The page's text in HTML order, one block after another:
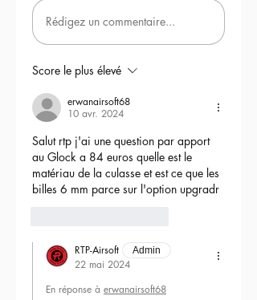
Rédigez un commentaire...
Score le plus élevé
erwanairsoft68
10 avr. 2024
Salut rtp j'ai une question par apport
au Glock a 84 euros quelle est le
matériau de la culasse et est ce que les
billes 6 mm parce sur l'option upgradr
RTP-Airsoft Admin
22 mai 2024
En réponse à erwanairsoft68